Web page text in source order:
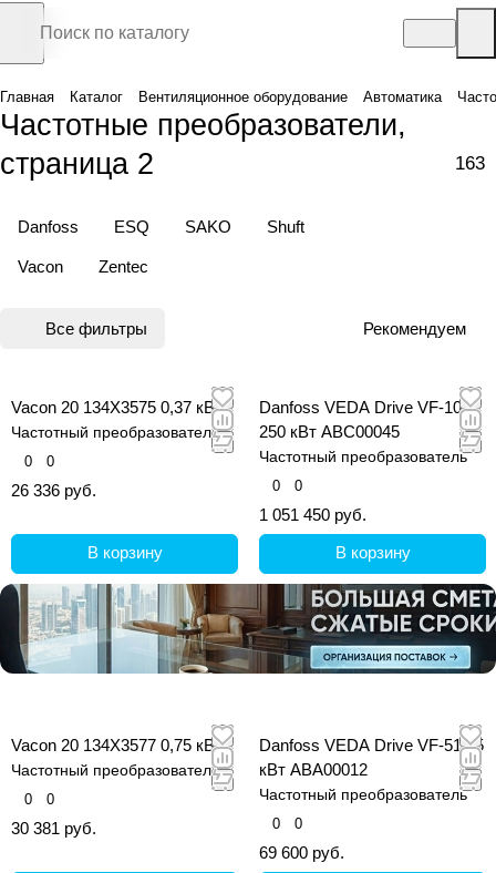
Главная Каталог Вентиляционное оборудование Автоматика
Частотные преобразователи,
страница 2
163
Danfoss ESQ SAKO Shuft
Vacon Zentec
Все фильтры Рекомендуем
Vacon 20 134X3575 0,37 кВт
Частотный преобразователь
0 0
26 336 руб.
В корзину
Danfoss VEDA Drive VF-101
250 кВт ABC00045
Частотный преобразователь
0 0
1 051 450 руб.
В корзину
Vacon 20 134X3577 0,75 кВт
Частотный преобразователь
0 0
30 381 руб.
Danfoss VEDA Drive VF-51 15
кВт ABA00012
Частотный преобразователь
0 0
69 600 руб.